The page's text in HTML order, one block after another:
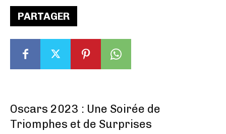
PARTAGER
Oscars 2023 : Une Soirée de
Triomphes et de Surprises